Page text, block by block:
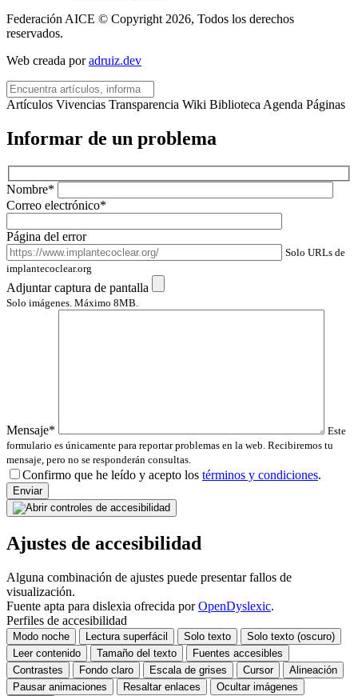
Federación AICE © Copyright 2026, Todos los derechos
reservados.
Web creada poradruiz.dev
Artículos Vivencias Transparencia Wiki BibliotecaAgenda Páginas
Informar de un problema
Nombre*
Correo electrónico*
Página del error
Solo URLs de
implantecoclear.org
Adjuntar captura de pantalla
Solo imágenes. Máximo 8MB.
Mensaje*
Este
formulario es únicamente para reportar problemas en la web. Recibiremos tu
mensaje, pero no se responderán consultas.
Confirmo que he leído y acepto los términos y condiciones.
Ajustes de accesibilidad
Alguna combinación de ajustes puede presentar fallos de
visualización.
Fuente apta para dislexia ofrecida porOpenDyslexic.
Perfiles de accesibilidad
Modo noche Lectura superfácil Solo texto
Solo texto (oscuro)
Leer contenido
Tamaño del texto
Fuentes accesibles
Contrastes
Fondo claro Escala de grises Cursor
Alineación
Pausar animaciones
Resaltar enlaces
Ocultar imágenes